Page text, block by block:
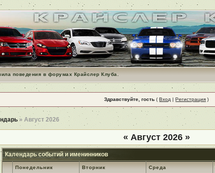
поведения в форумах Крайслер Клуба.
Здравствуйте, гость (Вход |Регистрация )
» Август 2026
« Август 2026 »
Календарь событий и именинников
Понедельник Вторник Среда